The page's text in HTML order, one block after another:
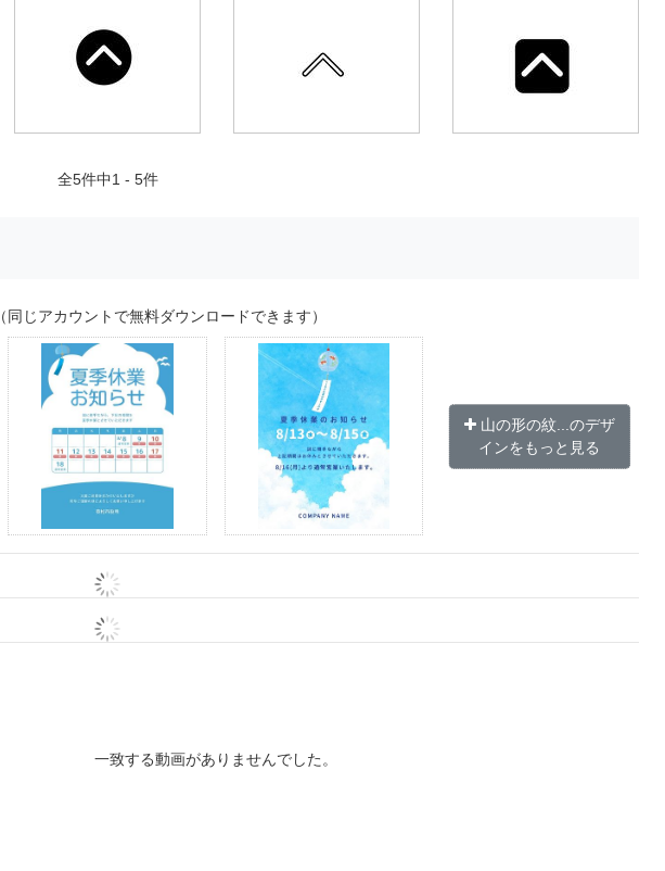
全5件中1 - 5件
（同じアカウントで無料ダウンロードできます）
山の形の紋...のデザ
インをもっと見る
一致する動画がありませんでした。